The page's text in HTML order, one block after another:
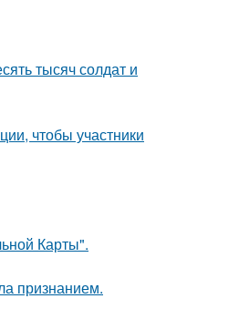
тысяч солдат и
чтобы участники
Карты".
признанием.